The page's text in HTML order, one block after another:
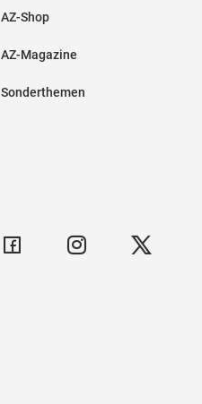
AZ-Shop
AZ-Magazine
Sonderthemen